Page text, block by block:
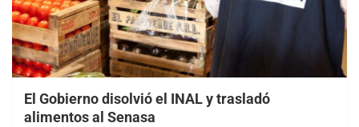
El Gobierno disolvió el INAL y trasladó
alimentos al Senasa